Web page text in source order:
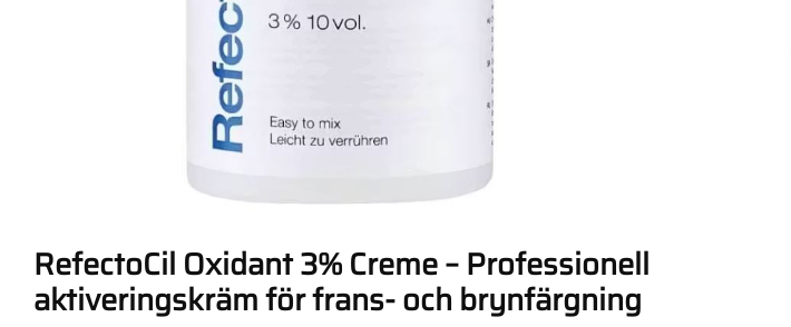
RefectoCil Oxidant 3% Creme – Professionell
aktiveringskräm för frans- och brynfärgning